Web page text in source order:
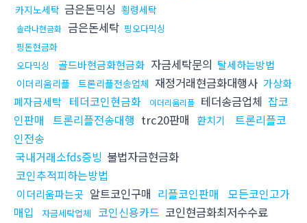
카지노세탁 금은돈믹싱 횡령세탁
솔라나현금화 금은돈세탁 핑오다믹싱
핑돈현금화
오다믹싱
골드바현금화현금화 자금세탁문의 탈세하는방법
이더리움리플 트론리플전송업체 재정거래현금화대행사 가상화
폐자금세탁 테더코인현금화 이더리움리플 테더송금업체 잡코
인판매 트론리플전송대행 trc20판매 환치기
트론리플코
인전송
국내거래소fds증빙 불법자금현금화
코인추적피하는방법
이더리움파는곳 알트코인구매 리플코인판매
모든코인고가
매입
자금세탁업체 코인신용카드 코인현금화최저수수료